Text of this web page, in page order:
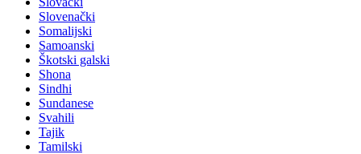
Slovenački
Somalijski
Samoanski
Škotski galski
Shona
Sindhi
Sundanese
Svahili
Tajik
Tamilski